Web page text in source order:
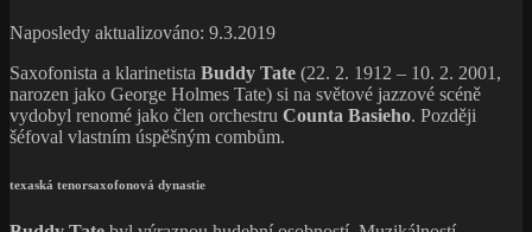
Naposledy aktualizováno: 9.3.2019
Saxofonista a klarinetista Buddy Tate (22. 2. 1912 – 10. 2. 2001,
narozen jako George Holmes Tate) si na světové jazzové scéně
vydobyl renomé jako člen orchestru Counta Basieho. Později
šéfoval vlastním úspěšným combům.
texaská tenorsaxofonová dynastie